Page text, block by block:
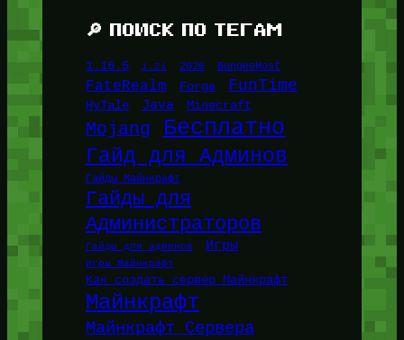
🔎 ПОИСК ПО ТЕГАМ
1.16.5 1.21 2026 BungeeHost
FateRealm Forge FunTime
HyTale Java Minecraft
Mojang Бесплатно
Гайд для Админов
Гайды Майнкрафт
Гайды для
Администраторов
Гайды для админов Игры
Игры Майнкрафт
Как создать сервер Майнкрафт
Майнкрафт
Майнкрафт Сервера